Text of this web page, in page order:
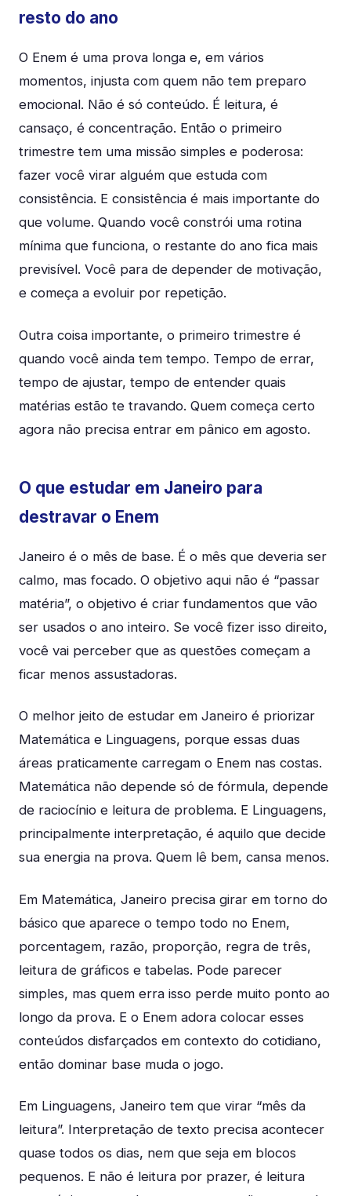
resto do ano
O Enem é uma prova longa e, em vários
momentos, injusta com quem não tem preparo
emocional. Não é só conteúdo. É leitura, é
cansaço, é concentração. Então o primeiro
trimestre tem uma missão simples e poderosa:
fazer você virar alguém que estuda com
consistência. E consistência é mais importante do
que volume. Quando você constrói uma rotina
mínima que funciona, o restante do ano fica mais
previsível. Você para de depender de motivação,
e começa a evoluir por repetição.
Outra coisa importante, o primeiro trimestre é
quando você ainda tem tempo. Tempo de errar,
tempo de ajustar, tempo de entender quais
matérias estão te travando. Quem começa certo
agora não precisa entrar em pânico em agosto.
O que estudar em Janeiro para
destravar o Enem
Janeiro é o mês de base. É o mês que deveria ser
calmo, mas focado. O objetivo aqui não é “passar
matéria”, o objetivo é criar fundamentos que vão
ser usados o ano inteiro. Se você fizer isso direito,
você vai perceber que as questões começam a
ficar menos assustadoras.
O melhor jeito de estudar em Janeiro é priorizar
Matemática e Linguagens, porque essas duas
áreas praticamente carregam o Enem nas costas.
Matemática não depende só de fórmula, depende
de raciocínio e leitura de problema. E Linguagens,
principalmente interpretação, é aquilo que decide
sua energia na prova. Quem lê bem, cansa menos.
Em Matemática, Janeiro precisa girar em torno do
básico que aparece o tempo todo no Enem,
porcentagem, razão, proporção, regra de três,
leitura de gráficos e tabelas. Pode parecer
simples, mas quem erra isso perde muito ponto ao
longo da prova. E o Enem adora colocar esses
conteúdos disfarçados em contexto do cotidiano,
então dominar base muda o jogo.
Em Linguagens, Janeiro tem que virar “mês da
leitura”. Interpretação de texto precisa acontecer
quase todos os dias, nem que seja em blocos
pequenos. E não é leitura por prazer, é leitura